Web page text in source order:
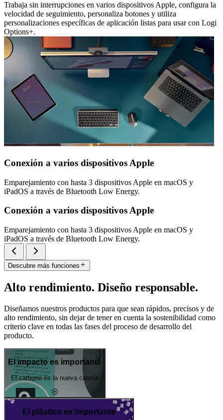
Trabaja sin interrupciones en varios dispositivos Apple, configura la
velocidad de seguimiento, personaliza botones y utiliza
personalizaciones específicas de aplicación listas para usar con Logi
Options+.
Conexión a varios dispositivos Apple
Emparejamiento con hasta 3 dispositivos Apple en macOS y
iPadOS a través de Bluetooth Low Energy.
Conexión a varios dispositivos Apple
Emparejamiento con hasta 3 dispositivos Apple en macOS y
iPadOS a través de Bluetooth Low Energy.
Descubre más funciones
Alto rendimiento. Diseño responsable.
Diseñamos nuestros productos para que sean rápidos, precisos y de
alto rendimiento, sin dejar de tener en cuenta la sostenibilidad como
criterio clave en todas las fases del proceso de desarrollo del
producto.
El impacto es importante
El carbono es la nueva caloría
El plástico es importante